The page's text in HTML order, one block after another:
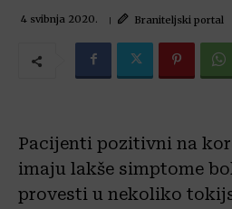
4 svibnja 2020. Braniteljski portal
Pacijenti pozitivni na
imaju lakše simptome
provesti u nekoliko